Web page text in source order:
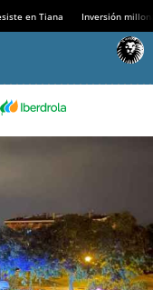
en Tiana Inversión